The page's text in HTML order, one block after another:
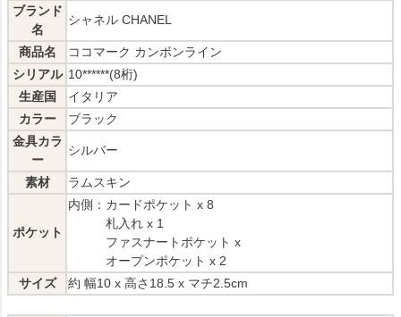
ブランド
名
シャネル CHANEL
商品名
ココマーク カンボンライン
シリアル 10******(8桁)
生産国
イタリア
カラー
ブラック
金具カラ
ー
シルバー
素材 ラムスキン
ポケット
内側：カードポケット x 8
札入れ x 1
ファスナートポケット x
オープンポケット x 2
サイズ
約 幅10 x 高さ18.5 x マチ2.5cm